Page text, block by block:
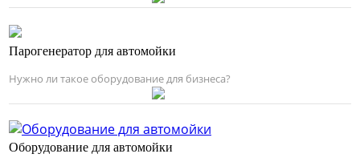
Парогенератор для автомойки
Нужно ли такое оборудование для бизнеса?
Оборудование для автомойки